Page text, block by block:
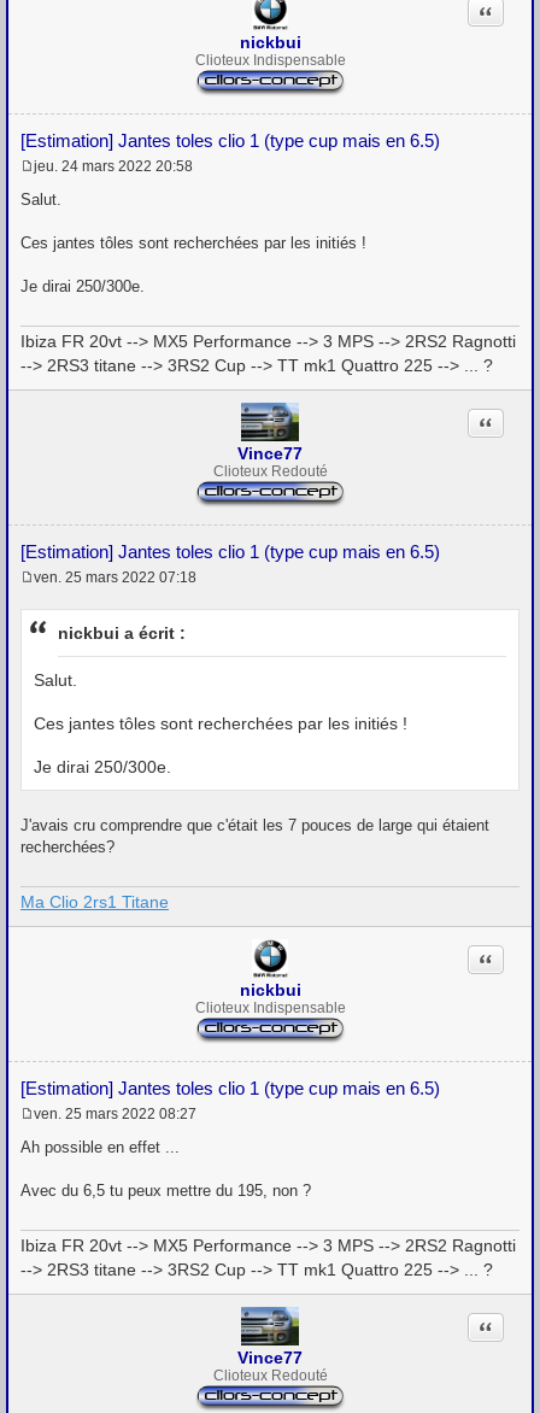
nickbui
Clioteux Indispensable
[Estimation] Jantes toles clio 1 (type cup mais en 6.5)
Citation
e
a
e
jeu. 24 mars 2022 20:58
Salut.
Ces jantes tôles sont recherchées par les initiés !
Je dirai 250/300e.
Ibiza FR 20vt --> MX5 Performance --> 3 MPS --> 2RS2 Ragnotti
--> 2RS3 titane --> 3RS2 Cup --> TT mk1 Quattro 225 --> ... ?
Vince77
Clioteux Redouté
[Estimation] Jantes toles clio 1 (type cup mais en 6.5)
Citation
e
s
g
ven. 25 mars 2022 07:18
nickbui a écrit :
Salut.
Ces jantes tôles sont recherchées par les initiés !
Je dirai 250/300e.
J'avais cru comprendre que c'était les 7 pouces de large qui étaient
recherchées?
Ma Clio 2rs1 Titane
nickbui
Clioteux Indispensable
[Estimation] Jantes toles clio 1 (type cup mais en 6.5)
Citation
e
a
e
ven. 25 mars 2022 08:27
Ah possible en effet ...
Avec du 6,5 tu peux mettre du 195, non ?
Ibiza FR 20vt --> MX5 Performance --> 3 MPS --> 2RS2 Ragnotti
--> 2RS3 titane --> 3RS2 Cup --> TT mk1 Quattro 225 --> ... ?
Vince77
Clioteux Redouté
Citation